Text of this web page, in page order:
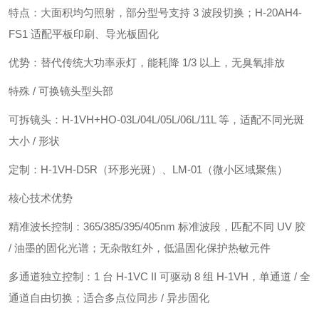
特点：大面积均匀照射，部分型号支持 3 波段切换；H-20AH4-
FS1 适配平板印刷、导光板固化
优势：替代传统大功率汞灯，能耗降 1/3 以上，无臭氧排放
特殊 / 可换镜头型头部
可拆镜头：H-1VH+HO-03L/04L/05L/06L/11L 等，适配不同光斑
大小 / 形状
定制：H-1VH-D5R（环形光斑）、LM-01（微小区域聚焦）
核心技术优势
精准波长控制：365/385/395/405nm 标准波段，匹配不同 UV 胶
/ 油墨的固化光谱；无杂散红外，低温固化保护热敏元件
多通道独立控制：1 台 H-1VC II 可驱动 8 组 H-1VH，单通道 / 全
通道自由切换；适合多点位同步 / 异步固化